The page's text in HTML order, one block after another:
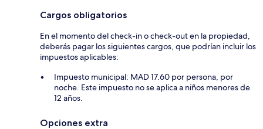
Cargos obligatorios
En el momento del check-in o check-out en la propiedad,
deberás pagar los siguientes cargos, que podrían incluir los
impuestos aplicables:
Impuesto municipal: MAD 17.60 por persona, por
noche. Este impuesto no se aplica a niños menores de
12 años.
Opciones extra